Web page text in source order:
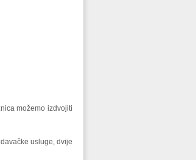
možemo izdvojiti
usluge, dvije